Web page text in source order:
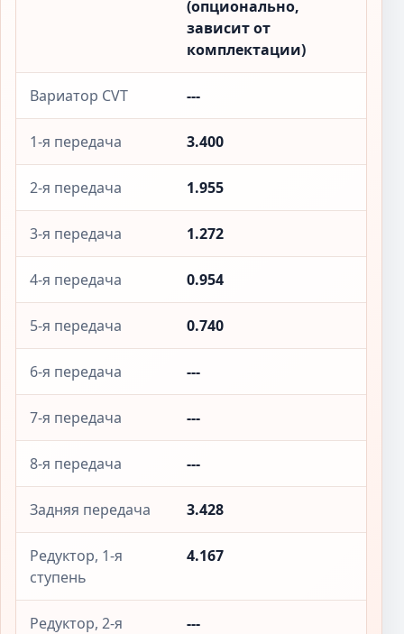
(опционально,
зависит от
комплектации)
Вариатор CVT ---
1-я передача 3.400
2-я передача 1.955
3-я передача 1.272
4-я передача 0.954
5-я передача 0.740
6-я передача ---
7-я передача ---
8-я передача ---
Задняя передача 3.428
Редуктор, 1-я
ступень
4.167
Редуктор, 2-я
---